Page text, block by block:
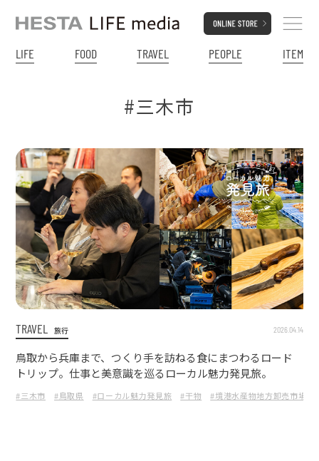
LIFE FOOD TRAVEL PEOPLE ITEM
#三木市
TRAVEL 旅行 2026.04.14
鳥取から兵庫まで、つくり手を訪ねる食にまつわるロード
トリップ。仕事と美意識を巡るローカル魅力発見旅。
#三木市 #鳥取県 #ローカル魅力発見旅 #干物 #境港水産物地方卸売市場